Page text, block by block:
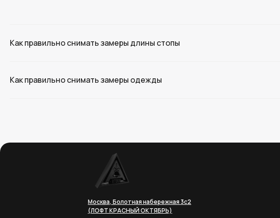
Как правильно снимать замеры длины стопы
Как правильно снимать замеры одежды
Москва, Болотная набережная 3с2
(ЛОФТ КРАСНЫЙ ОКТЯБРЬ)